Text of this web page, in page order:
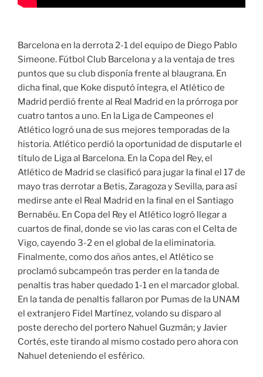
Barcelona en la derrota 2-1 del equipo de Diego Pablo
Simeone. Fútbol Club Barcelona y a la ventaja de tres
puntos que su club disponía frente al blaugrana. En
dicha final, que Koke disputó íntegra, el Atlético de
Madrid perdió frente al Real Madrid en la prórroga por
cuatro tantos a uno. En la Liga de Campeones el
Atlético logró una de sus mejores temporadas de la
historia. Atlético perdió la oportunidad de disputarle el
título de Liga al Barcelona. En la Copa del Rey, el
Atlético de Madrid se clasificó para jugar la final el 17 de
mayo tras derrotar a Betis, Zaragoza y Sevilla, para así
medirse ante el Real Madrid en la final en el Santiago
Bernabéu. En Copa del Rey el Atlético logró llegar a
cuartos de final, donde se vio las caras con el Celta de
Vigo, cayendo 3-2 en el global de la eliminatoria.
Finalmente, como dos años antes, el Atlético se
proclamó subcampeón tras perder en la tanda de
penaltis tras haber quedado 1-1 en el marcador global.
En la tanda de penaltis fallaron por Pumas de la UNAM
el extranjero Fidel Martínez, volando su disparo al
poste derecho del portero Nahuel Guzmán; y Javier
Cortés, este tirando al mismo costado pero ahora con
Nahuel deteniendo el esférico.